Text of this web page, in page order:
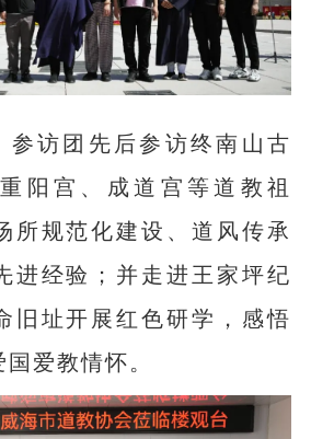
参访团先后参访终南山古
阳宫、成道宫等道教祖
所规范化建设、道风传承
进经验；并走进王家坪纪
旧址开展红色研学，感悟
爱教情怀。